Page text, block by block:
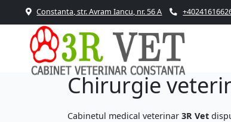
Constanta, str. Avram Iancu, nr. 56 A
Chirurgie
Cabinetul medical veterinar 3R Vet